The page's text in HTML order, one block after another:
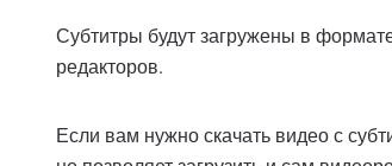
Субтитры будут загружены в
редакторов.
Если вам нужно скачать видео с